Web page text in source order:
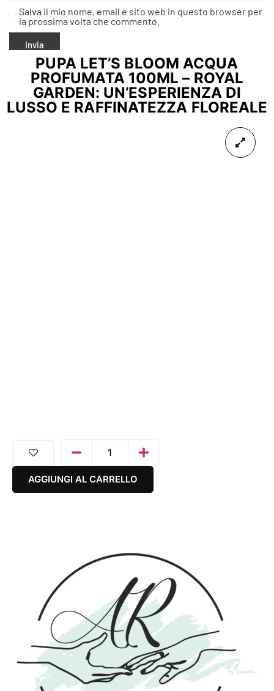
Salva il mio nome, email e sito web in questo browser per
la prossima volta che commento.
PUPA LET’S BLOOM ACQUA
PROFUMATA 100ML – ROYAL
GARDEN: UN’ESPERIENZA DI
LUSSO E RAFFINATEZZA FLOREALE
AGGIUNGI AL CARRELLO